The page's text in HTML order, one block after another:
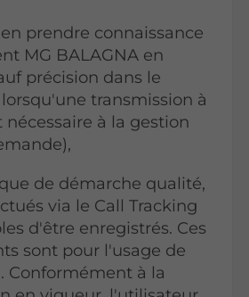
prendre connaissance
MG BALAGNA en
précision dans le
transmission à
nécessaire à la gestion
de démarche qualité,
via le Call Tracking
d'être enregistrés. Ces
sont pour l'usage de
Conformément à la